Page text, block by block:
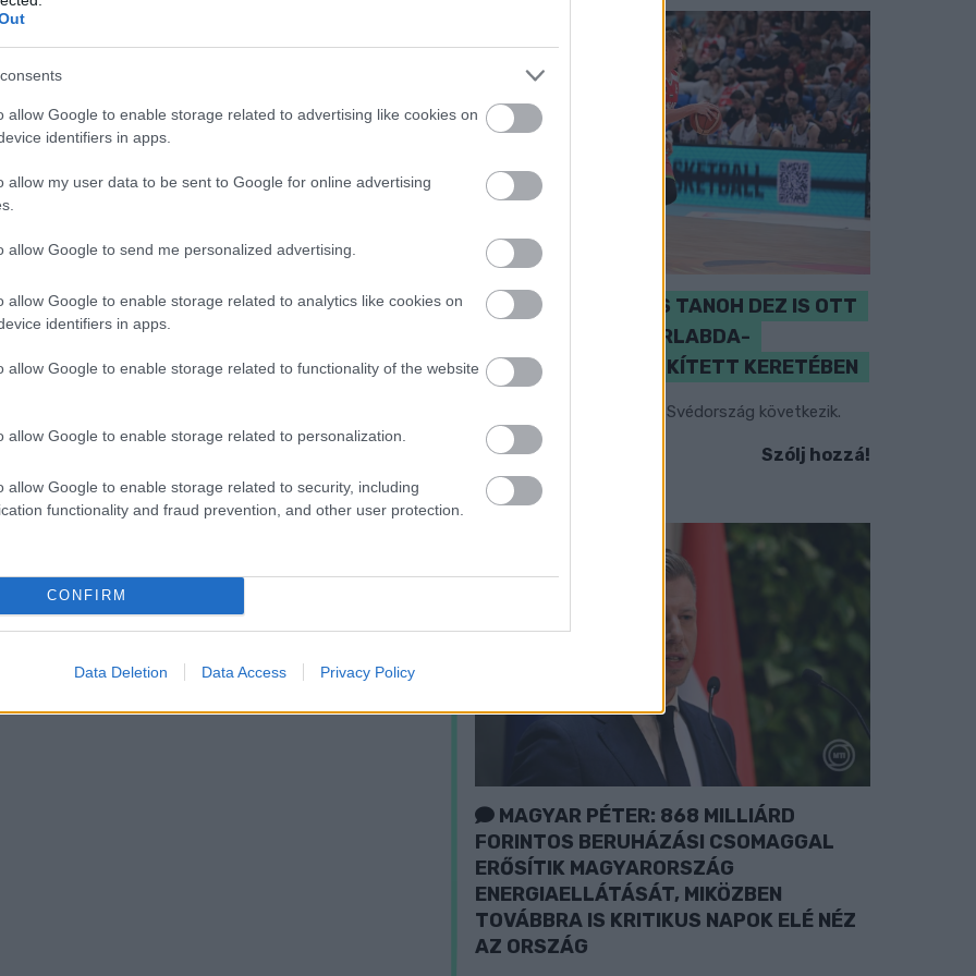
allow Google to enable storage related to advertising like cookies on
identifiers in apps.
allow my user data to be sent to Google for online advertising
allow Google to send me personalized advertising.
allow Google to enable storage related to analytics like cookies on
identifiers in apps.
allow Google to enable storage related to functionality of the website
allow Google to enable storage related to personalization.
allow Google to enable storage related to security, including
functionality and fraud prevention, and other user protection.
CONFIRM
Data Deletion Data Access Privacy Policy
küldött pénz adomány.
Kollégium
PERL, VÁRADI ÉS TANOH DEZ IS OTT
VAN A FÉRFI KOSÁRLABDA-
VÁLOGATOTT SZŰKÍTETT KERETÉBEN
Észtország, Szlovénia és Svédország következik.
Szólj hozzá!
MAGYAR PÉTER: 868 MILLIÁRD
FORINTOS BERUHÁZÁSI CSOMAGGAL
ERŐSÍTIK MAGYARORSZÁG
ENERGIAELLÁTÁSÁT, MIKÖZBEN
TOVÁBBRA IS KRITIKUS NAPOK ELÉ NÉZ
AZ ORSZÁG